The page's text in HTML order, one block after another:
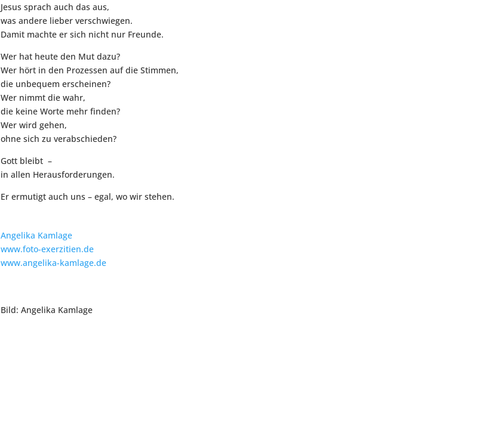
Jesus sprach auch das aus,
was andere lieber verschwiegen.
Damit machte er sich nicht nur Freunde.
Wer hat heute den Mut dazu?
Wer hört in den Prozessen auf die Stimmen,
die unbequem erscheinen?
Wer nimmt die wahr,
die keine Worte mehr finden?
Wer wird gehen,
ohne sich zu verabschieden?
Gott bleibt –
in allen Herausforderungen.
Er ermutigt auch uns – egal, wo wir stehen.
Angelika Kamlage
www.foto-exerzitien.de
www.angelika-kamlage.de
Bild: Angelika Kamlage